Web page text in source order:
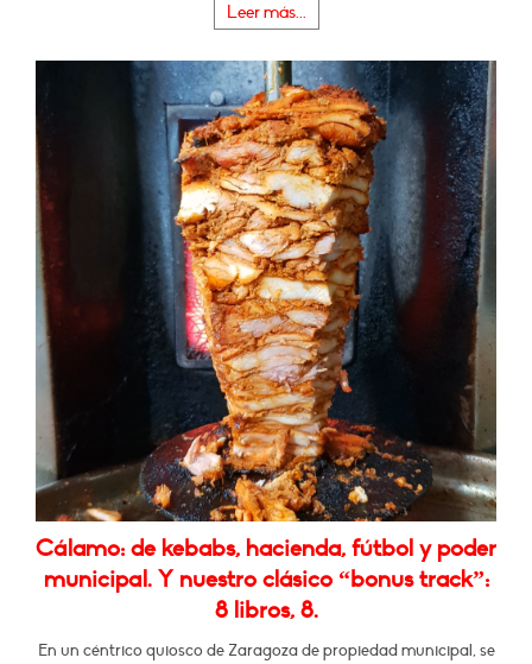
Leer más...
Cálamo: de kebabs, hacienda, fútbol y poder
municipal. Y nuestro clásico “bonus track”:
8 libros, 8.
En un céntrico quiosco de Zaragoza de propiedad municipal, se